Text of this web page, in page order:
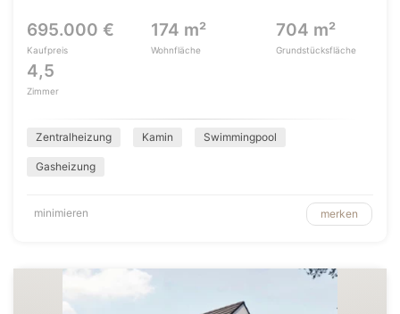
695.000 €
Kaufpreis
174 m²
Wohnfläche
704 m²
Grundstücksfläche
4,5
Zimmer
Zentralheizung Kamin Swimmingpool
Gasheizung
minimieren merken